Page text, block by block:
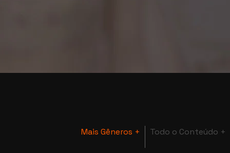
Mais Gêneros + Todo o Conteúdo +